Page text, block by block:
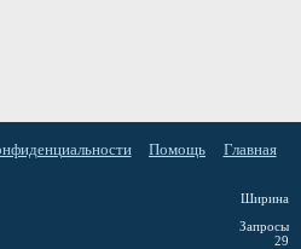
Помощь Главная
Ширина
Запросы
29